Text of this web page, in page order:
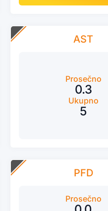
AST
Prosečno
0.3
Ukupno
5
PFD
Prosečno